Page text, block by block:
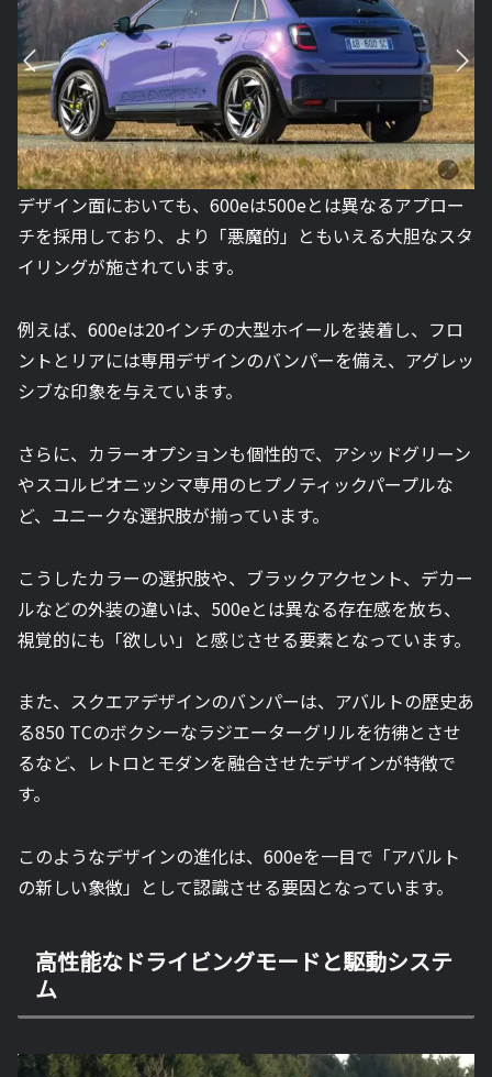
デザイン面においても、600eは500eとは異なるアプロー
チを採用しており、より「悪魔的」ともいえる大胆なスタ
イリングが施されています。
例えば、600eは20インチの大型ホイールを装着し、フロ
ントとリアには専用デザインのバンパーを備え、アグレッ
シブな印象を与えています。
さらに、カラーオプションも個性的で、アシッドグリーン
やスコルピオニッシマ専用のヒプノティックパープルな
ど、ユニークな選択肢が揃っています。
こうしたカラーの選択肢や、ブラックアクセント、デカー
ルなどの外装の違いは、500eとは異なる存在感を放ち、
視覚的にも「欲しい」と感じさせる要素となっています。
また、スクエアデザインのバンパーは、アバルトの歴史あ
る850 TCのボクシーなラジエーターグリルを彷彿とさせ
るなど、レトロとモダンを融合させたデザインが特徴で
す。
このようなデザインの進化は、600eを一目で「アバルト
の新しい象徴」として認識させる要因となっています。
高性能なドライビングモードと駆動システ
ム